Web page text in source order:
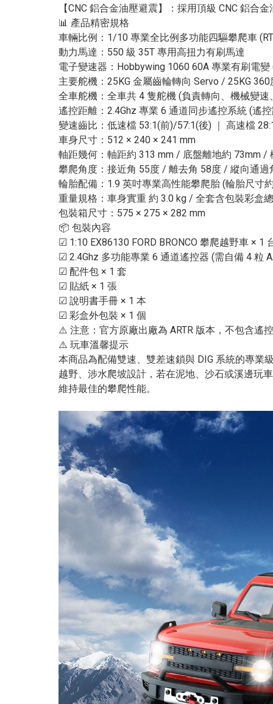
【CNC 鋁合金油壓避震】：採用頂級 CNC 鋁合
📊 產品精密規格
車輛比例：1/10 專業全比例多功能四驅攀爬車
動力馬達：550 級 35T 專用高扭力有刷馬達
電子變速器：Hobbywing 1060 60A 專業有刷電
主要舵機：25KG 金屬齒輪轉向 Servo / 25KG
全車舵機：全車共 4 隻舵機 (負責轉向、機械變
遙控距離：2.4Ghz 專業 6 通道同步遙控系統 (遙
變速齒比：低速檔 53:1(前)/57:1(後) ｜ 高速檔
車身尺寸：512 × 240 × 241 mm
軸距幾何：軸距約 313 mm / 底盤離地約 73mm /
攀爬角度：接近角 55度 / 離去角 58度 / 縱向通過
輪胎配備：1.9 英吋專業高性能攀爬胎 (輪胎尺寸
重量規格：車身實重 約 3.0 kg / 全套含包裝彩盒
包裝箱尺寸：575 × 275 × 282 mm
📦 包裝內容
☑ 1:10 EX86130 FORD BRONCO 攀爬越野車 × 1
☑ 2.4Ghz 多功能專業 6 通道遙控器 (需自備 4 粒
☑ 配件包 × 1 套
☑ 貼紙 × 1 張
☑ 說明書手冊 × 1 本
☑ 彩盒外包裝 × 1 個
⚠️ 注意：官方原廠出廠為 ARTR 版本，不包含遙
⚠️ 玩車溫馨提示
本商品為配備雙速、雙差速鎖與 DIG 系統的專業
越野、涉水爬坡設計，若在泥地、沙石或溪邊玩
維持最佳的攀爬性能。